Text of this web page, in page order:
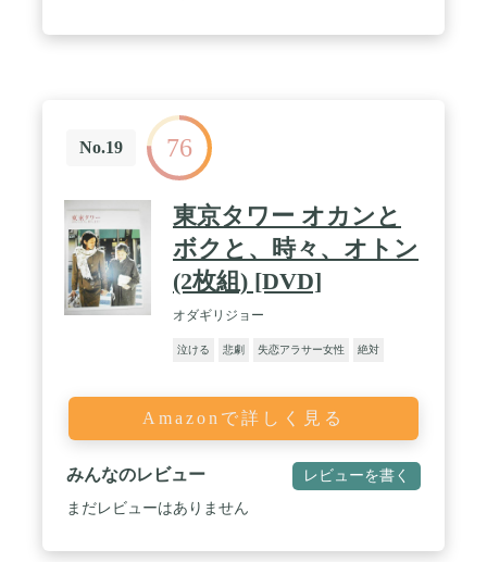
No.19 76
東京タワー オカンと
ボクと、時々、オトン
(2枚組) [DVD]
オダギリジョー
泣ける 悲劇 失恋アラサー女性 絶対
Amazonで詳しく見る
みんなのレビュー レビューを書く
まだレビューはありません